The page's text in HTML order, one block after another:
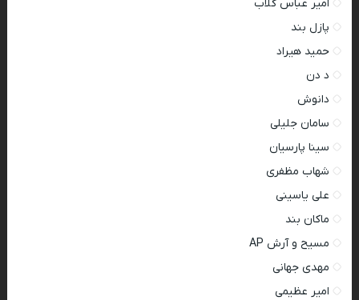
امیر عباس گلاب
پازل بند
حمید هیراد
د دن
دانوش
سامان جلیلی
سینا پارسیان
شهاب مظفری
علی یاسینی
ماکان بند
مسیح و آرش AP
مهدی جهانی
امیر عظیمی